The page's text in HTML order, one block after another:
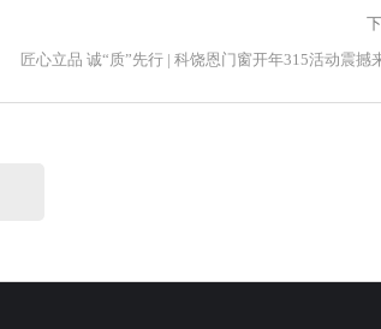
匠心立品 诚“质”先行 | 科饶恩门窗开年315活动震撼